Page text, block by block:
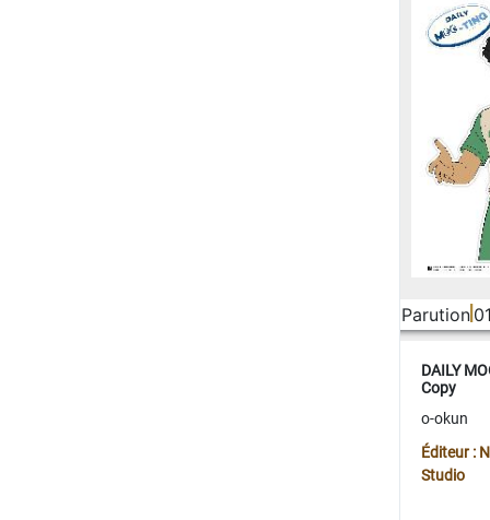
Parution
DAILY
Copy
o-okun
Éditeur :
Studio